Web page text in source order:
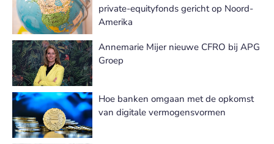
private-equityfonds gericht op Noord-
Amerika
Annemarie Mijer nieuwe CFRO bij APG
Groep
Hoe banken omgaan met de opkomst
van digitale vermogensvormen